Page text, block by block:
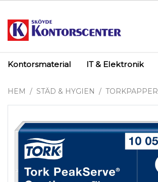
Kontorsmaterial IT & Elektronik
HEM STÄD & HYGIEN TORKPAPPER